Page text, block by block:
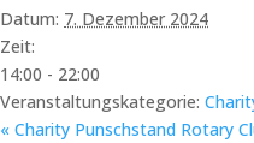
Datum: 7. Dezember 2024
Zeit:
14:00 - 22:00
Veranstaltungskategorie:
« Charity Punschstand Rotary